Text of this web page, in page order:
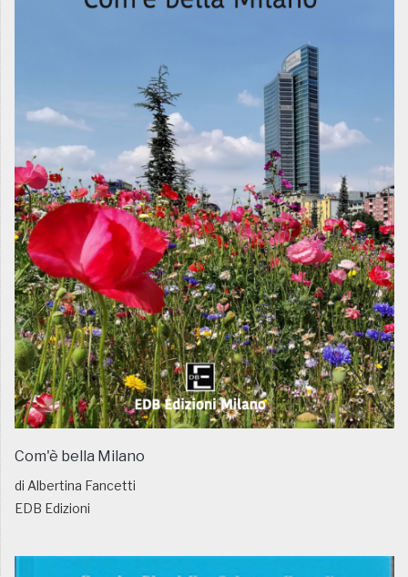
Com'è bella Milano
di Albertina Fancetti
EDB Edizioni